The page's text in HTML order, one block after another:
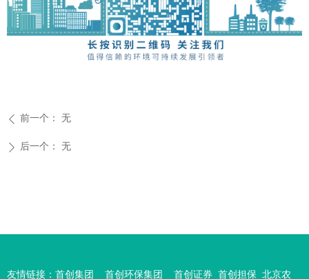
ꄴ 前一个： 无
ꄲ 后一个： 无
友情链接： 首创集团 首创环保集团 首创证券 首创担保 北京农